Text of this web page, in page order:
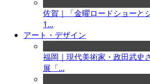
佐賀｜「金曜ロードショーと
1...
アート・デザイン
福岡｜現代美術家・政田武史
展「...